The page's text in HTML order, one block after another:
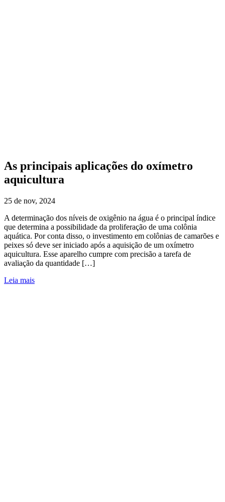
As principais aplicações do oxímetro
aquicultura
25 de nov, 2024
A determinação dos níveis de oxigênio na água é o principal índice
que determina a possibilidade da proliferação de uma colônia
aquática. Por conta disso, o investimento em colônias de camarões e
peixes só deve ser iniciado após a aquisição de um oxímetro
aquicultura. Esse aparelho cumpre com precisão a tarefa de
avaliação da quantidade […]
Leia mais